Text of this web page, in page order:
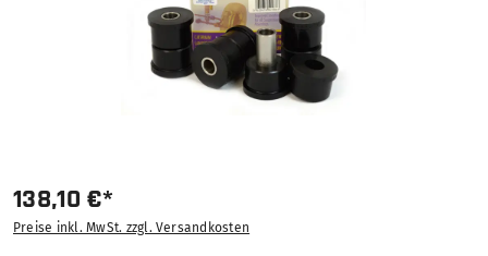
138,10 €*
Preise inkl. MwSt. zzgl. Versandkosten